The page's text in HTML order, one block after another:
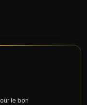
le bon